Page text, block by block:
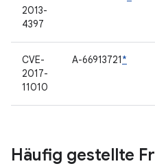
2013-
4397
CVE-
2017-
11010
A-66913721*
Häufig gestellte